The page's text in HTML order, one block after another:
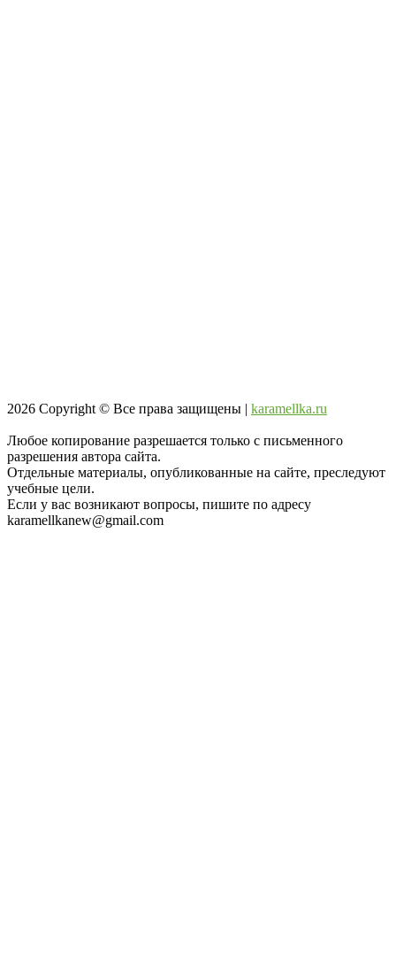
2026 Copyright © Все права защищены | karamellka.ru
Любое копирование разрешается только с письменного
разрешения автора сайта.
Отдельные материалы, опубликованные на сайте, преследуют
учебные цели.
Если у вас возникают вопросы, пишите по адресу
karamellkanew@gmail.com